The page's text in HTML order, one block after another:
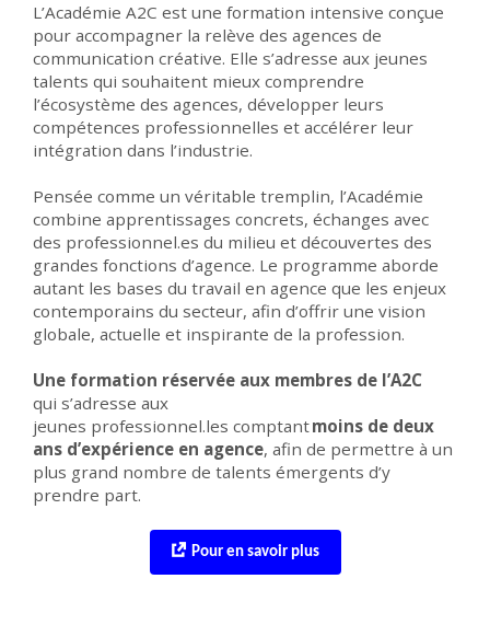
L’Académie A2C est une formation intensive conçue
pour accompagner la relève des agences de
communication créative. Elle s’adresse aux jeunes
talents qui souhaitent mieux comprendre
l’écosystème des agences, développer leurs
compétences professionnelles et accélérer leur
intégration dans l’industrie.
Pensée comme un véritable tremplin, l’Académie
combine apprentissages concrets, échanges avec
des professionnel.es du milieu et découvertes des
grandes fonctions d’agence. Le programme aborde
autant les bases du travail en agence que les enjeux
contemporains du secteur, afin d’offrir une vision
globale, actuelle et inspirante de la profession.
Une formation réservée aux membres de l’A2C
qui s’adresse aux
jeunes professionnel.les comptantmoins de deux
ans d’expérience en agence, afin de permettre à un
plus grand nombre de talents émergents d’y
prendre part.
Pour en savoir plus